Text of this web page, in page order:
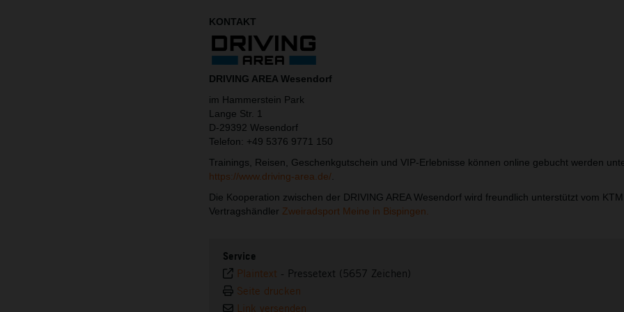
KONTAKT
DRIVING AREA Wesendorf
im Hammerstein Park
Lange Str. 1
D-29392 Wesendorf
Telefon: +49 5376 9771 150
Trainings, Reisen, Geschenkgutschein und VIP-Erlebnisse können online gebucht werden
https://www.driving-area.de/
Die Kooperation zwischen der DRIVING AREA Wesendorf wird freundlich unterstützt vom KTM
Vertragshändler Zweiradsport Meine in Bispingen.
Service
Plaintext - Pressetext (5657 Zeichen)
Seite drucken
Link versenden